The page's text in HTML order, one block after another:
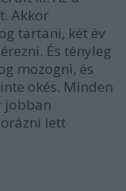
Akkor
tartani, két év
És tényleg
mozogni, és
okés. Minden
jobban
lett